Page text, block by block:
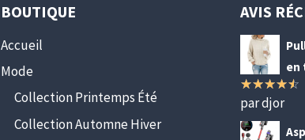
BOUTIQUE
Accueil
Mode
Collection Printemps Été
Collection Automne Hiver
AVIS
en
Note4
sur 5
par djor